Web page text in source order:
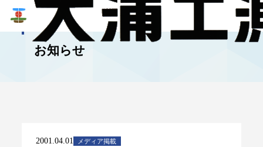
お知らせ
NEWS
2001.04.01 メディア掲載